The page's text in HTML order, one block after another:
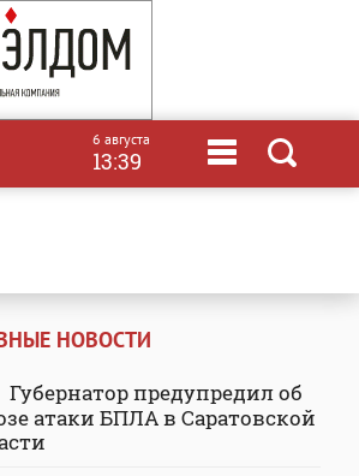
6 августа
13:39
НОВОСТИ
Губернатор предупредил об
атаки БПЛА в Саратовской